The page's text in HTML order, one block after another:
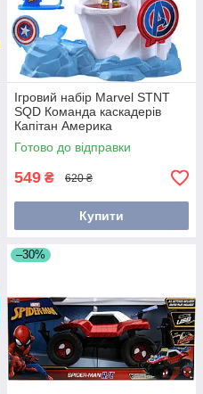
каталогу
Ігровий набір Marvel STNT
SQD Команда каскадерів
Капітан Америка
(F6894/F7059)
Готово до відправки
549 ₴ 620 ₴
Купити
–30%